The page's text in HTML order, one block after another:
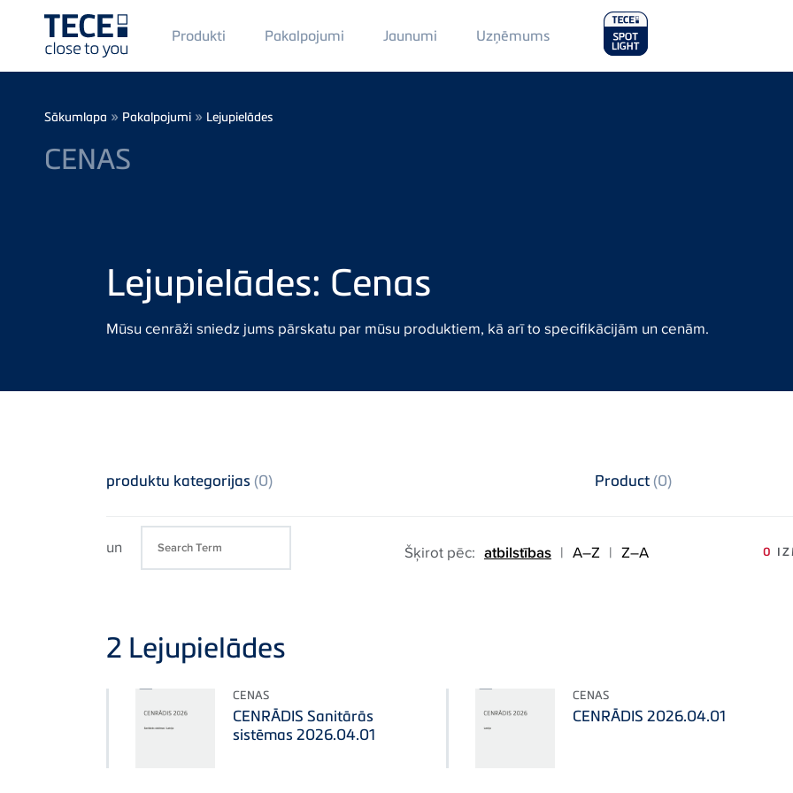
Main
Menü
1
Produkti Pakalpojumi Jaunumi Main
Menu
2
Uzņēmums
Breadcrumb
Sākumlapa » Pakalpojumi » Lejupielādes
CENAS
Lejupielādes: Cenas
Mūsu cenrāži sniedz jums pārskatu par mūsu produktiem, kā arī to specifikācijām un cenām.
produktu kategorijas (0) Product (0)
un Šķirot pēc: atbilstības | A–Z | Z–A 0
2 Lejupielādes
CENAS
CENRĀDIS Sanitārās
sistēmas 2026.04.01
CENAS
CENRĀDIS 2026.04.01